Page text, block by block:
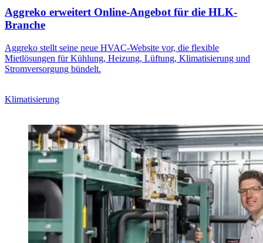
Aggreko erweitert Online-Angebot für die HLK-
Branche
Aggreko stellt seine neue HVAC-Website vor, die flexible
Mietlösungen für Kühlung, Heizung, Lüftung, Klimatisierung und
Stromversorgung bündelt.
Klimatisierung